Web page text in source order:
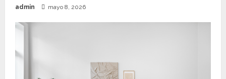
admin mayo 8, 2026